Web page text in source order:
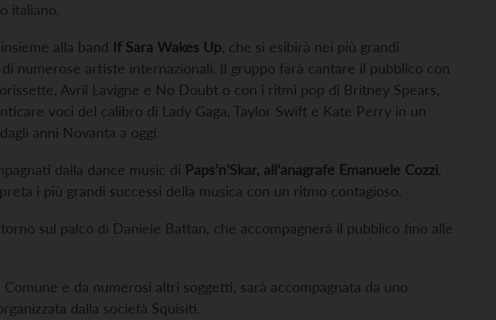
italiano.
alla band If Sara Wakes Up , che si esibirà nei più grandi
numerose artiste internazionali. Il gruppo farà cantare il pubblico con
Avril Lavigne e No Doubt o con i ritmi pop di Britney Spears,
voci del calibro di Lady Gaga, Taylor Swift e Kate Perry in un
anni Novanta a oggi.
dalla dance music di Paps’n’Skar, all’anagrafe Emanuele Cozzi
i più grandi successi della musica con un ritmo contagioso.
sul palco di Daniele Battan, che accompagnerà il pubblico fino alle
Comune e da numerosi altri soggetti, sarà accompagnata da uno
dalla società Squisiti.